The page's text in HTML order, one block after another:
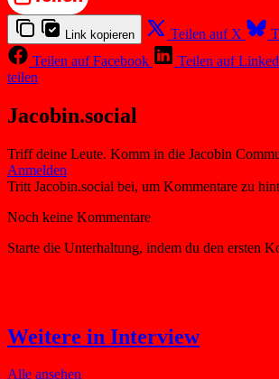
Link kopieren Teilen auf X
Teilen auf Facebook
Teilen auf
teilen
Jacobin.social
Triff deine Leute. Komm in die Jacobin
Weitere in Interview
Alle ansehen